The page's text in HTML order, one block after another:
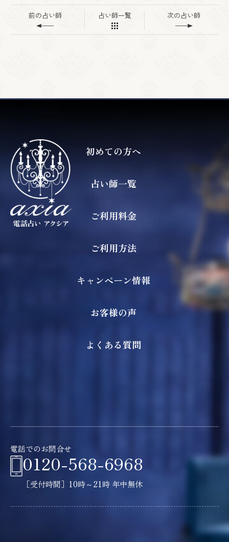
前の占い師 占い師一覧 次の占い師
初めての方へ
占い師一覧
ご利用料金
ご利用方法
キャンペーン情報
お客様の声
よくある質問
電話でのお問合せ
0120-568-6968
［受付時間］10時～21時 年中無休